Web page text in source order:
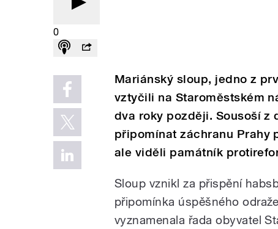
0
Mariánský sloup, jedno z
vztyčili na Staroměstském
dva roky později. Sousoší z
připomínat záchranu Prahy
ale viděli památník
Sloup vznikl za přispění
připomínka úspěšného
vyznamenala řada obyvatel